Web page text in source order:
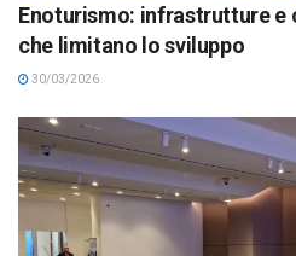
Enoturismo: infrastrutture e
che limitano lo sviluppo
30/03/2026